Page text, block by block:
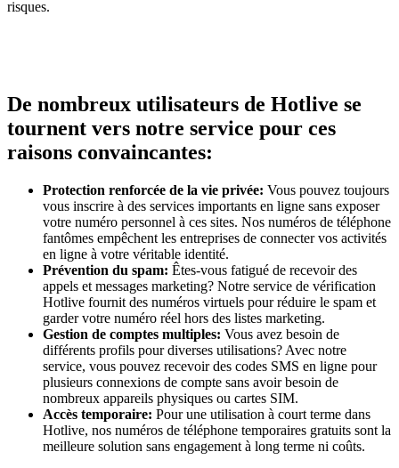
risques.
De nombreux utilisateurs de Hotlive se
tournent vers notre service pour ces
raisons convaincantes:
Protection renforcée de la vie privée: Vous pouvez toujours
vous inscrire à des services importants en ligne sans exposer
votre numéro personnel à ces sites. Nos numéros de téléphone
fantômes empêchent les entreprises de connecter vos activités
en ligne à votre véritable identité.
Prévention du spam: Êtes-vous fatigué de recevoir des
appels et messages marketing? Notre service de vérification
Hotlive fournit des numéros virtuels pour réduire le spam et
garder votre numéro réel hors des listes marketing.
Gestion de comptes multiples: Vous avez besoin de
différents profils pour diverses utilisations? Avec notre
service, vous pouvez recevoir des codes SMS en ligne pour
plusieurs connexions de compte sans avoir besoin de
nombreux appareils physiques ou cartes SIM.
Accès temporaire: Pour une utilisation à court terme dans
Hotlive, nos numéros de téléphone temporaires gratuits sont la
meilleure solution sans engagement à long terme ni coûts.